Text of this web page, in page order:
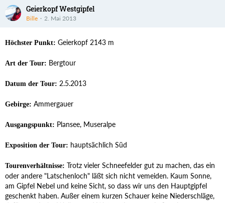
Geierkopf Westgipfel
Bille 2. Mai 2013
Höchster Punkt: Geierkopf 2143 m
Art der Tour: Bergtour
Datum der Tour: 2.5.2013
Gebirge: Ammergauer
Ausgangspunkt: Plansee, Museralpe
Exposition der Tour: hauptsächlich Süd
Tourenverhältnisse: Trotz vieler Schneefelder gut zu machen, das ein
oder andere "Latschenloch" läßt sich nicht vemeiden. Kaum Sonne,
am Gipfel Nebel und keine Sicht, so dass wir uns den Hauptgipfel
geschenkt haben. Außer einem kurzen Schauer keine Niederschläge,